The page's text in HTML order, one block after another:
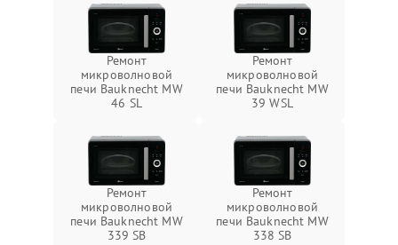
Ремонт
микроволновой
печи Bauknecht MW
46 SL
Ремонт
микроволновой
печи Bauknecht MW
39 WSL
Ремонт
микроволновой
печи Bauknecht MW
339 SB
Ремонт
микроволновой
печи Bauknecht MW
338 SB